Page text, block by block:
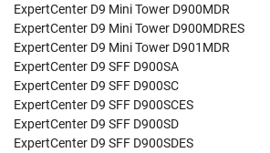
ExpertCenter D9 Mini Tower D900MDR
ExpertCenter D9 Mini Tower D900MDRES
ExpertCenter D9 Mini Tower D901MDR
ExpertCenter D9 SFF D900SA
ExpertCenter D9 SFF D900SC
ExpertCenter D9 SFF D900SCES
ExpertCenter D9 SFF D900SD
ExpertCenter D9 SFF D900SDES